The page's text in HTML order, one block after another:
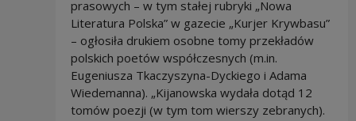
prasowych – w tym stałej rubryki „Nowa
Literatura Polska” w gazecie „Kurjer Krywbasu”
– ogłosiła drukiem osobne tomy przekładów
polskich poetów współczesnych (m.in.
Eugeniusza Tkaczyszyna-Dyckiego i Adama
Wiedemanna). „Kijanowska wydała dotąd 12
tomów poezji (w tym tom wierszy zebranych).